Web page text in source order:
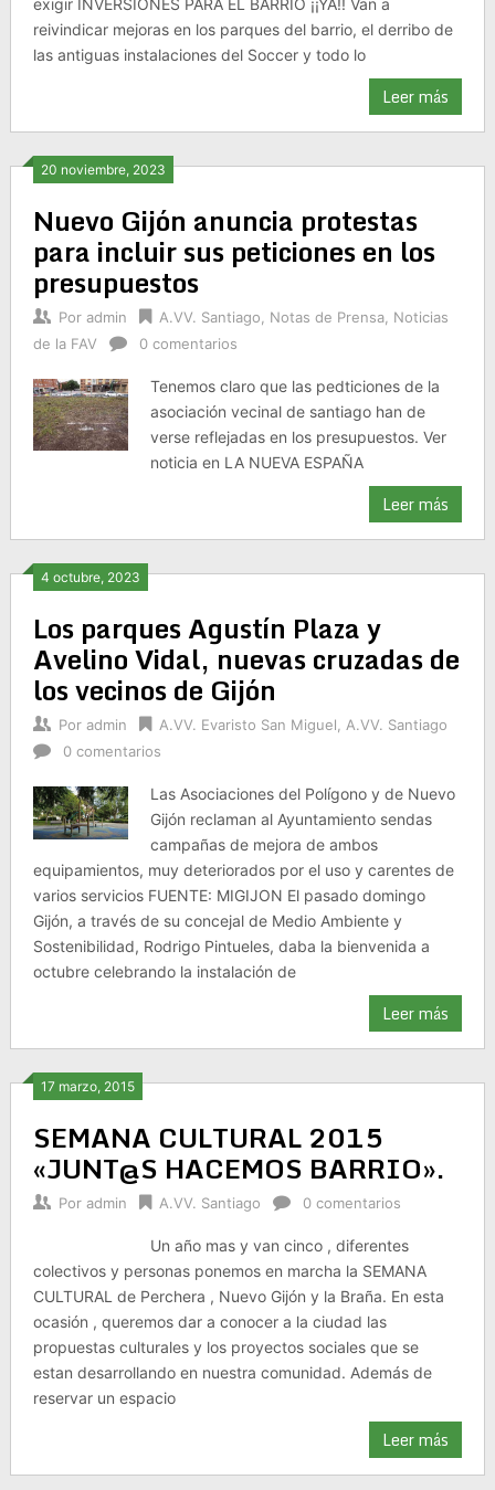
exigir INVERSIONES PARA EL BARRIO ¡¡YA!! Van a
reivindicar mejoras en los parques del barrio, el derribo de
las antiguas instalaciones del Soccer y todo lo
Leer más
20 noviembre, 2023
Nuevo Gijón anuncia protestas
para incluir sus peticiones en los
presupuestos
Por admin A.VV. Santiago Notas de Prensa, Noticias
de la FAV
0 comentarios
Tenemos claro que las pedticiones de la
asociación vecinal de santiago han de
verse reflejadas en los presupuestos. Ver
noticia en LA NUEVA ESPAÑA
Leer más
4 octubre, 2023
Los parques Agustín Plaza y
Avelino Vidal, nuevas cruzadas de
los vecinos de Gijón
Por admin A.VV. Evaristo San Miguel
A.VV. Santiago
0 comentarios
Las Asociaciones del Polígono y de Nuevo
Gijón reclaman al Ayuntamiento sendas
campañas de mejora de ambos
equipamientos, muy deteriorados por el uso y carentes de
varios servicios FUENTE: MIGIJON El pasado domingo
Gijón, a través de su concejal de Medio Ambiente y
Sostenibilidad, Rodrigo Pintueles, daba la bienvenida a
octubre celebrando la instalación de
Leer más
17 marzo, 2015
SEMANA CULTURAL 2015
«JUNT@S HACEMOS BARRIO».
Por admin A.VV. Santiago 0 comentarios
Un año mas y van cinco , diferentes
colectivos y personas ponemos en marcha la SEMANA
CULTURAL de Perchera , Nuevo Gijón y la Braña. En esta
ocasión , queremos dar a conocer a la ciudad las
propuestas culturales y los proyectos sociales que se
estan desarrollando en nuestra comunidad. Además de
reservar un espacio
Leer más